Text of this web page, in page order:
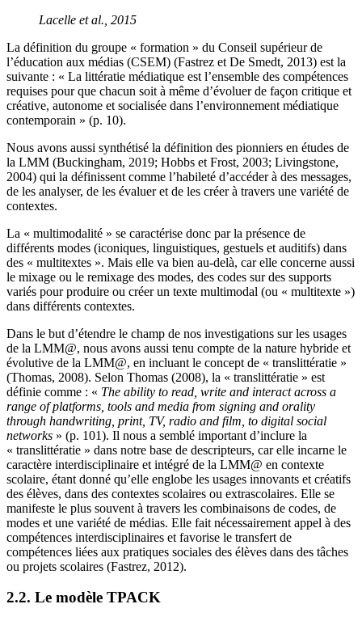
Lacelle et al. , 2015
La définition du groupe « formation » du Conseil supérieur de
l’éducation aux médias (CSEM) (Fastrez et De Smedt, 2013) est la
suivante : « La littératie médiatique est l’ensemble des compétences
requises pour que chacun soit à même d’évoluer de façon critique et
créative, autonome et socialisée dans l’environnement médiatique
contemporain » (p. 10).
Nous avons aussi synthétisé la définition des pionniers en études de
la LMM (Buckingham, 2019; Hobbs et Frost, 2003; Livingstone,
2004) qui la définissent comme l’habileté d’accéder à des messages,
de les analyser, de les évaluer et de les créer à travers une variété de
contextes.
La « multimodalité » se caractérise donc par la présence de
différents modes (iconiques, linguistiques, gestuels et auditifs) dans
des « multitextes ». Mais elle va bien au-delà, car elle concerne aussi
le mixage ou le remixage des modes, des codes sur des supports
variés pour produire ou créer un texte multimodal (ou « multitexte »)
dans différents contextes.
Dans le but d’étendre le champ de nos investigations sur les usages
de la LMM@, nous avons aussi tenu compte de la nature hybride et
évolutive de la LMM@, en incluant le concept de « translittératie »
(Thomas, 2008). Selon Thomas (2008), la « translittératie » est
définie comme : « The ability to read, write and interact across a
range of platforms, tools and media from signing and orality
through handwriting, print, TV, radio and film, to digital social
networks » (p. 101). Il nous a semblé important d’inclure la
« translittératie » dans notre base de descripteurs, car elle incarne le
caractère interdisciplinaire et intégré de la LMM@ en contexte
scolaire, étant donné qu’elle englobe les usages innovants et créatifs
des élèves, dans des contextes scolaires ou extrascolaires. Elle se
manifeste le plus souvent à travers les combinaisons de codes, de
modes et une variété de médias. Elle fait nécessairement appel à des
compétences interdisciplinaires et favorise le transfert de
compétences liées aux pratiques sociales des élèves dans des tâches
ou projets scolaires (Fastrez, 2012).
2.2. Le modèle TPACK